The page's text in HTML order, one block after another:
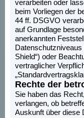
verarbeiten oder
beim Vorliegen der
44 ff. DSGVO
auf Grundlage
anerkannten
Shield“) oder
vertraglicher
Rechte der
Sie haben das
verlangen, ob
Auskunft über diese